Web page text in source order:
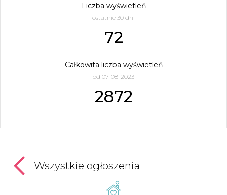
Liczba wyświetleń
ostatnie 30 dni
72
Całkowita liczba wyświetleń
od 07-08-2023
2872
Wszystkie ogłoszenia